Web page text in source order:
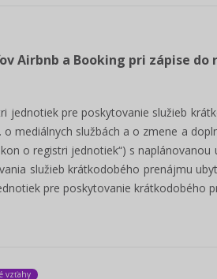
Airbnb a Booking pri zápise
jednotiek pre poskytovanie služieb
mediálnych službách a o zmene a
o registri jednotiek“) s
služieb krátkodobého prenájmu
pre poskytovanie krátkodobého
vzťahy